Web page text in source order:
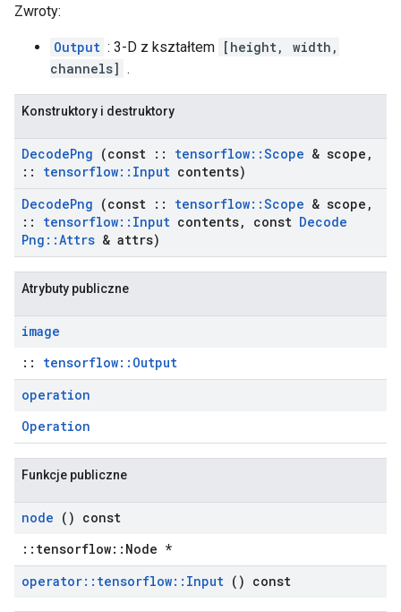
Zwroty:
Output : 3-D z kształtem [height, width,
channels] .
Konstruktory i destruktory
DecodePng (const :: tensorflow::Scope & scope ,
::
tensorflow:: Input contents)
DecodePng (const :: tensorflow::Scope & scope ,
::
tensorflow:: Input contents, const Decode
Png ::Attrs & attrs)
Atrybuty publiczne
image
:: tensorflow::Output
operation
Operation
Funkcje publiczne
node () const
::tensorflow::Node *
operator:: tensorflow:: Input () const